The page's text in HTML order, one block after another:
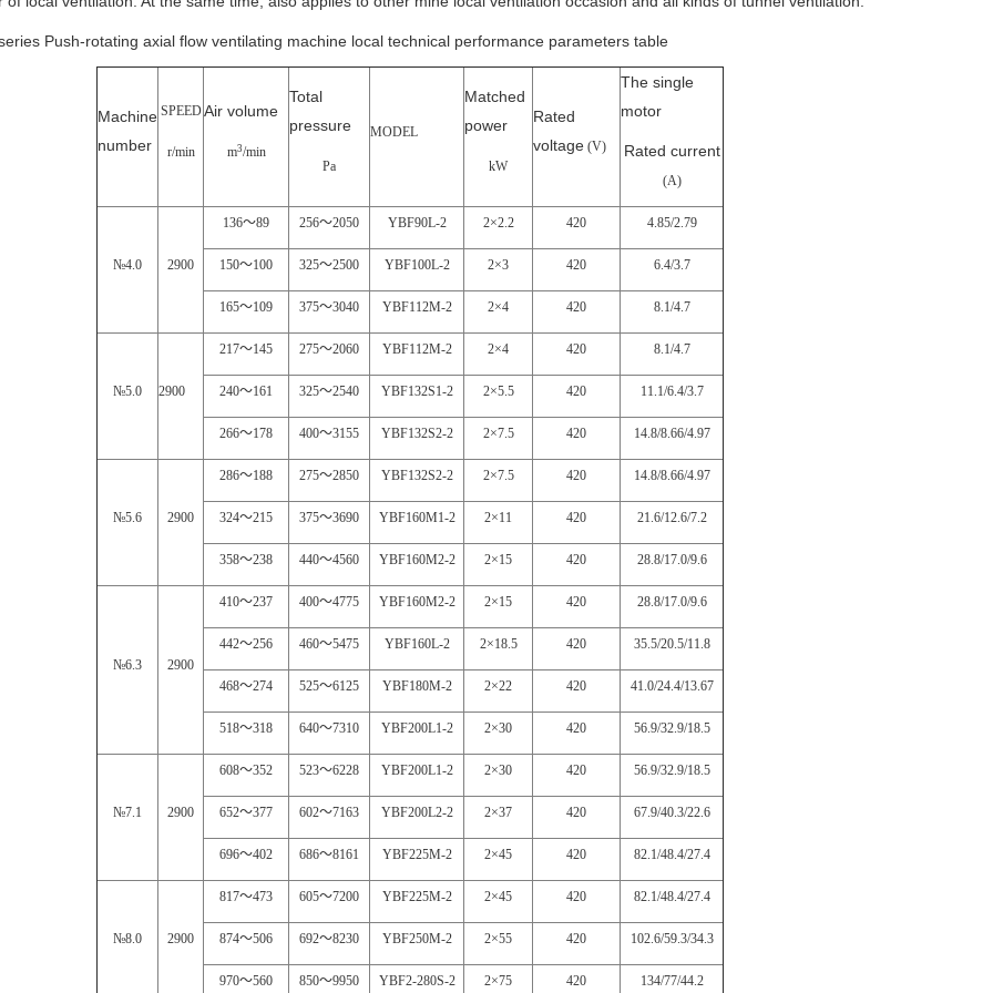
Push-rotating axial flow ventilating machine local technical performance parameters table
Machine
number
SPEED
r/min
Air volume
m3/min
Total
pressure
Pa
MODEL
Matched
power
kW
Rated
voltage (V)
The single
motor
Rated current
(A)
№4.0 2900
136～89 256～2050 YBF90L-2 2×2.2 420 4.85/2.79
150～100 325～2500 YBF100L-2 2×3 420 6.4/3.7
165～109 375～3040 YBF112M-2 2×4 420 8.1/4.7
№5.0 2900
217～145 275～2060 YBF112M-2 2×4 420 8.1/4.7
240～161 325～2540 YBF132S1-2 2×5.5 420 11.1/6.4/3.7
266～178 400～3155 YBF132S2-2 2×7.5 420 14.8/8.66/4.97
№5.6 2900
286～188 275～2850 YBF132S2-2 2×7.5 420 14.8/8.66/4.97
324～215 375～3690 YBF160M1-2 2×11 420 21.6/12.6/7.2
358～238 440～4560 YBF160M2-2 2×15 420 28.8/17.0/9.6
№6.3 2900
410～237 400～4775 YBF160M2-2 2×15 420 28.8/17.0/9.6
442～256 460～5475 YBF160L-2 2×18.5 420 35.5/20.5/11.8
468～274 525～6125 YBF180M-2 2×22 420 41.0/24.4/13.67
518～318 640～7310 YBF200L1-2 2×30 420 56.9/32.9/18.5
№7.1 2900
608～352 523～6228 YBF200L1-2 2×30 420 56.9/32.9/18.5
652～377 602～7163 YBF200L2-2 2×37 420 67.9/40.3/22.6
696～402 686～8161 YBF225M-2 2×45 420 82.1/48.4/27.4
№8.0 2900
817～473 605～7200 YBF225M-2 2×45 420 82.1/48.4/27.4
874～506 692～8230 YBF250M-2 2×55 420 102.6/59.3/34.3
970～560 850～9950 YBF2-280S-2 2×75 420 134/77/44.2